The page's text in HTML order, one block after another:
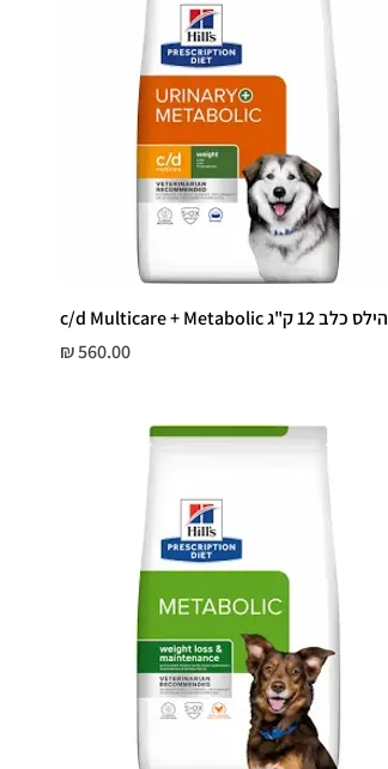
הילס כלב 12 ק"ג c/d Multicare + Metabolic
מחיר